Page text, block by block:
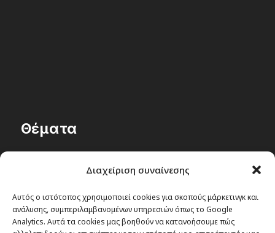
Διαχείριση συναίνεσης
Αυτός ο ιστότοπος χρησιμοποιεί cookies για σκοπούς μάρκετινγκ και
ανάλυσης, συμπεριλαμβανομένων υπηρεσιών όπως το Google
Analytics. Αυτά τα cookies μας βοηθούν να κατανοήσουμε πώς
Θέματα
Passenger στον κόσμο
TRAVEL NEWS
Οργάνωσε το ταξίδι σου